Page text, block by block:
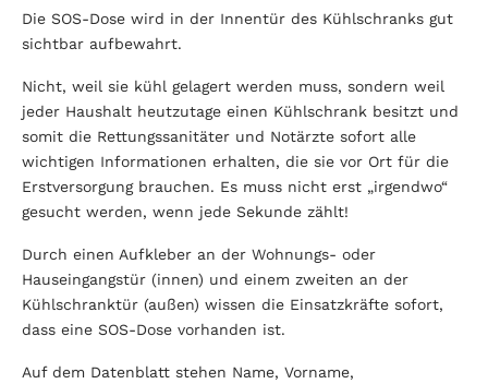
Die SOS-Dose wird in der Innentür des Kühlschranks gut
sichtbar aufbewahrt.
Nicht, weil sie kühl gelagert werden muss, sondern weil
jeder Haushalt heutzutage einen Kühlschrank besitzt und
somit die Rettungssanitäter und Notärzte sofort alle
wichtigen Informationen erhalten, die sie vor Ort für die
Erstversorgung brauchen. Es muss nicht erst „irgendwo“
gesucht werden, wenn jede Sekunde zählt!
Durch einen Aufkleber an der Wohnungs- oder
Hauseingangstür (innen) und einem zweiten an der
Kühlschranktür (außen) wissen die Einsatzkräfte sofort,
dass eine SOS-Dose vorhanden ist.
Auf dem Datenblatt stehen Name, Vorname,